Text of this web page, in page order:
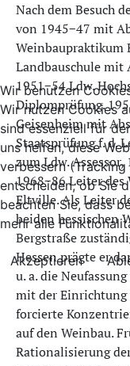
Nach dem Besuch
von 1945−47 mit
Weinbaupraktikum
Landbauschule mit
1951−54 Ldw.
Diplomprüfung.
Geisenheim mit
Staatsprüfung f. d.
zum Ldw.
1968−86 Leiter des
Eltville. Als Leiter
beiden hessischen
Bergstraße
Hessen prägte er
u. a. die
mit der Einrichtung
forcierte
auf den Weinbau.
Rationalisierung
Wir benutzen
Wir nutzen Cookies
sind essenziell für
uns helfen, diese
verbessern
entscheiden, ob Sie
beachten Sie, dass
mehr alle
Akzeptieren